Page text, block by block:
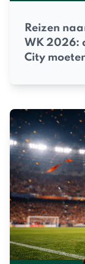
Reizen
WK 2026:
City